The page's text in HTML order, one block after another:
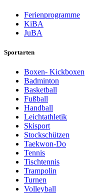
Ferienprogramme
KiBA
JuBA
Sportarten
Boxen- Kickboxen
Badminton
Basketball
Fußball
Handball
Leichtathletik
Skisport
Stockschützen
Taekwon-Do
Tennis
Tischtennis
Trampolin
Turnen
Volleyball